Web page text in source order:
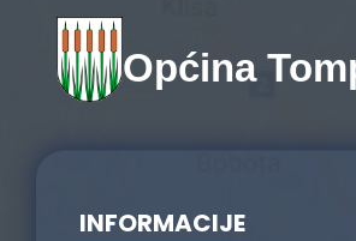
Općina
INFORMACIJE